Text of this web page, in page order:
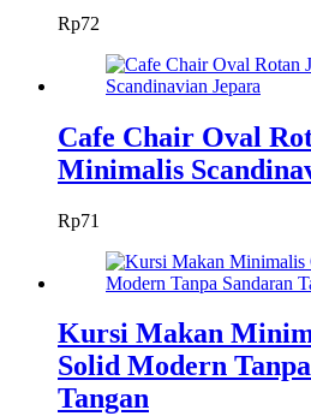
Rp72
Cafe Chair Oval
Minimalis
Rp71
Kursi Makan
Solid Modern
Tangan